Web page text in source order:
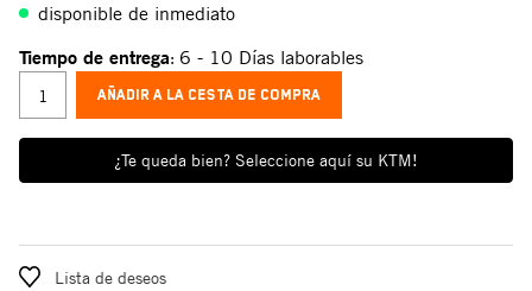
disponible de inmediato
Tiempo de entrega: 6 - 10 Días laborables
¿Te queda bien? Seleccione aquí su KTM!
AÑADIR A LA CESTA DE COMPRA
Lista de deseos